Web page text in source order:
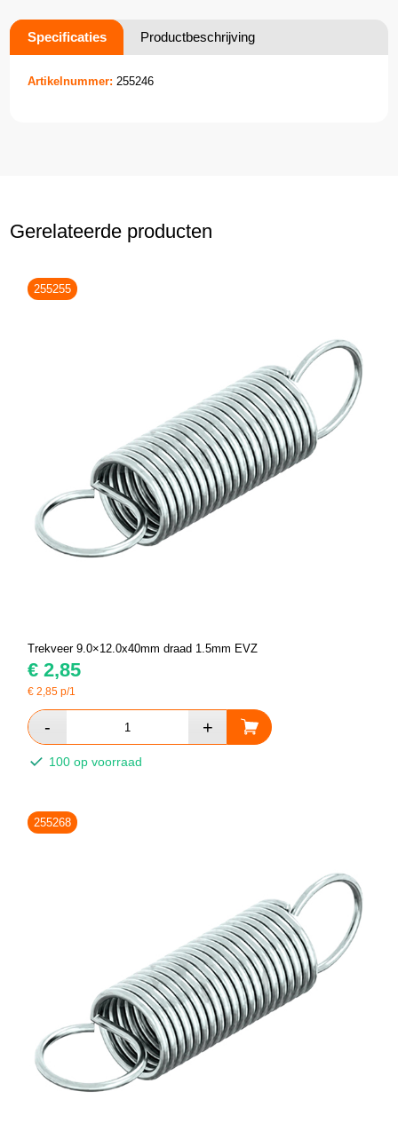
Specificaties Productbeschrijving
Artikelnummer: 255246
Gerelateerde producten
255255
Trekveer 9.0×12.0x40mm draad 1.5mm EVZ
€ 2,85
€2,85 p/1
100 op voorraad
255268